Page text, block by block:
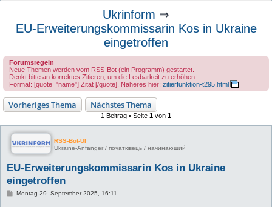
Ukrinform ⇒
EU-Erweiterungskommissarin Kos in Ukraine
eingetroffen
Forumsregeln
Neue Themen werden vom RSS-Bot (ein Programm) gestartet.
Denkt bitte an korrektes Zitieren, um die Lesbarkeit zu erhöhen.
Format: [quote="name"] Zitat [/quote]. Näheres hier: zitierfunktion-t295.html
Vorheriges Thema Nächstes Thema
1 Beitrag • Seite 1 von 1
RSS-Bot-UI
Ukraine-Anfänger / початківець / начинающий
EU-Erweiterungskommissarin Kos in Ukraine
eingetroffen
BMontag 29. September 2025, 16:11